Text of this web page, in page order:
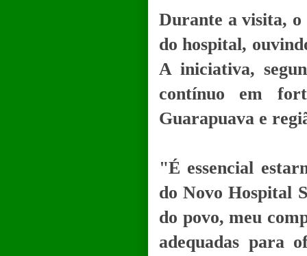
Durante a visita, o
do hospital,
A iniciativa,
contínuo em
Guarapuava e
"É essencial
do Novo Hospital
do povo, meu
adequadas para